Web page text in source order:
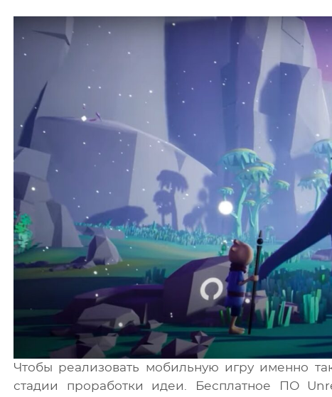
Чтобы реализовать мобильную игру именно
стадии проработки идеи. Бесплатное ПО